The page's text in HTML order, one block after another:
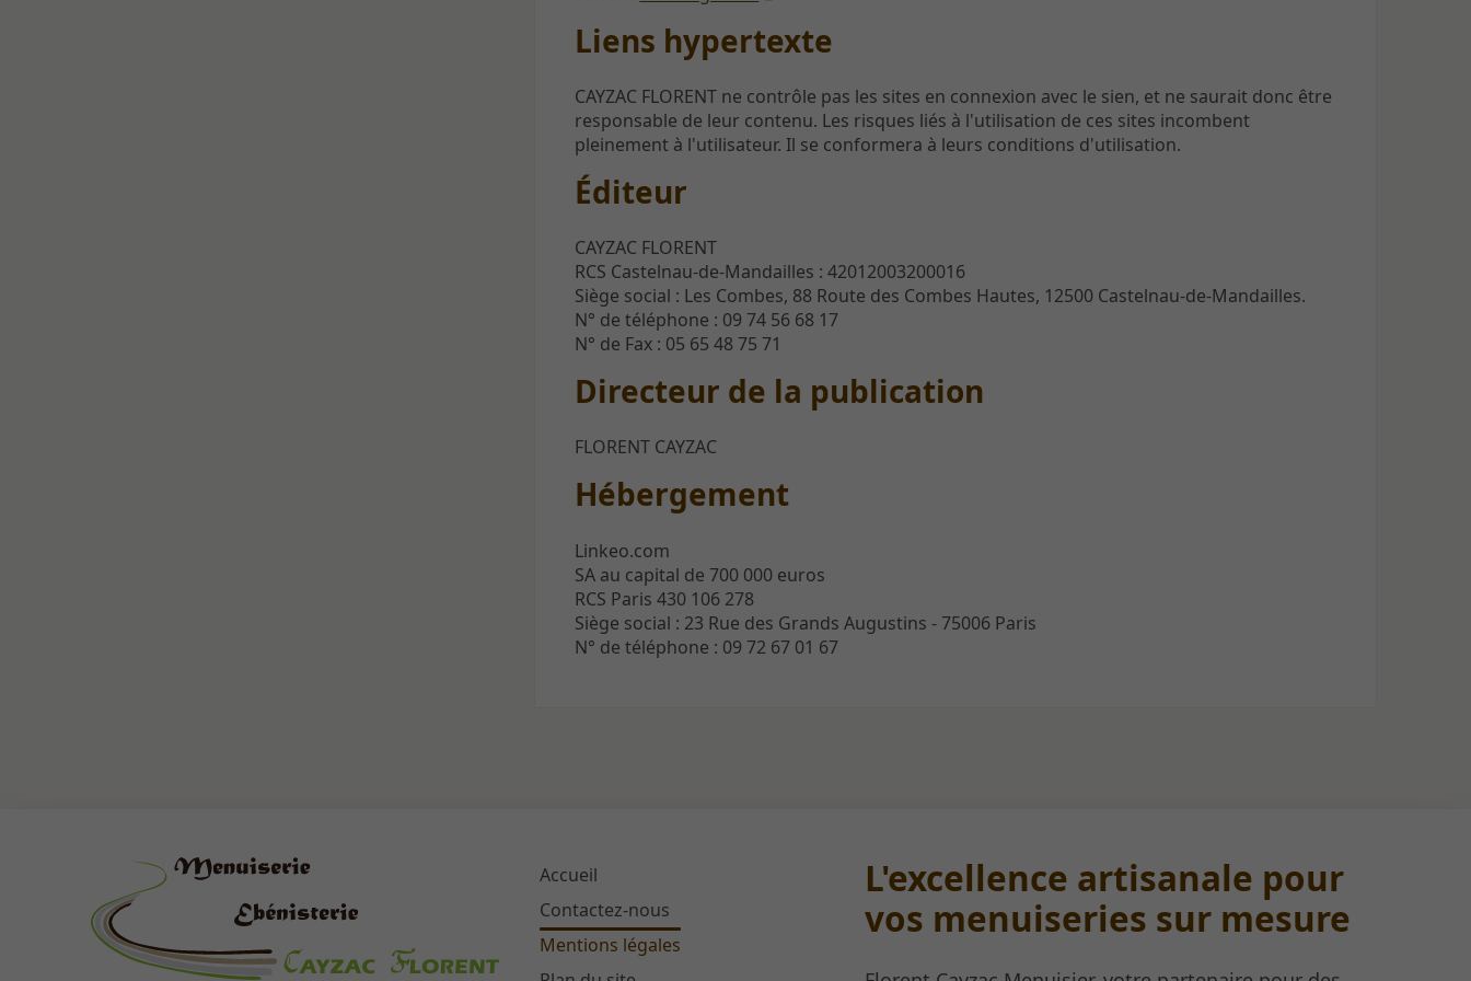
Liens hypertexte
CAYZAC FLORENT ne contrôle pas les sites en connexion avec le sien, et ne saurait donc être
responsable de leur contenu. Les risques liés à l'utilisation de ces sites incombent
pleinement à l'utilisateur. Il se conformera à leurs conditions d'utilisation.
Éditeur
CAYZAC FLORENT
RCS Castelnau-de-Mandailles : 42012003200016
Siège social : Les Combes, 88 Route des Combes Hautes, 12500 Castelnau-de-Mandailles.
N° de téléphone : 09 74 56 68 17
N° de Fax : 05 65 48 75 71
Directeur de la publication
FLORENT CAYZAC
Hébergement
Linkeo.com
SA au capital de 700 000 euros
RCS Paris 430 106 278
Siège social : 23 Rue des Grands Augustins - 75006 Paris
N° de téléphone : 09 72 67 01 67
Accueil
Contactez-nous
Mentions légales
L'excellence artisanale pour
vos menuiseries sur mesure